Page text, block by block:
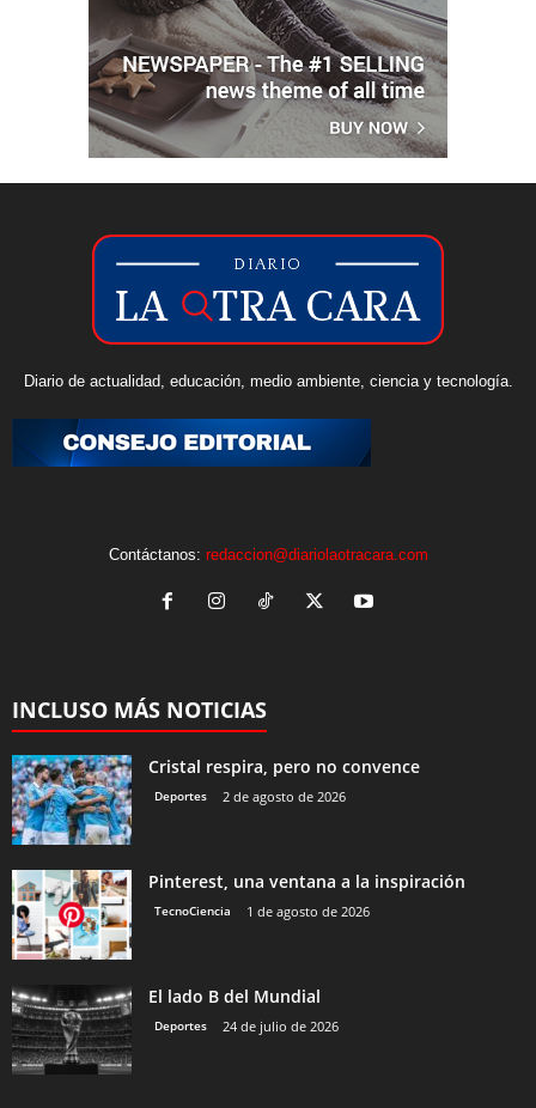
Diario de actualidad, educación, medio ambiente, ciencia y tecnología.
Contáctanos: redaccion@diariolaotracara.com
INCLUSO MÁS NOTICIAS
Cristal respira, pero no convence
Deportes 2 de agosto de 2026
Pinterest, una ventana a la inspiración
TecnoCiencia 1 de agosto de 2026
El lado B del Mundial
Deportes 24 de julio de 2026